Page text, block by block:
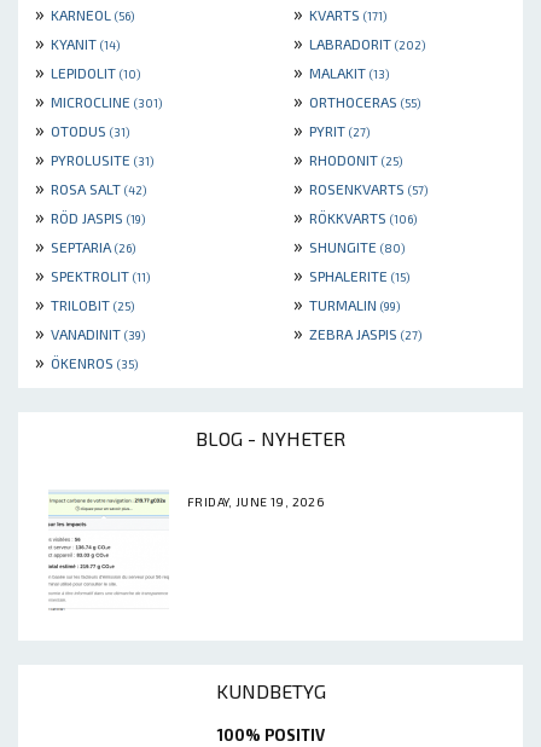
» KARNEOL (56) » KVARTS (171)
» KYANIT (14) » LABRADORIT (202)
» LEPIDOLIT (10) » MALAKIT (13)
» MICROCLINE (301) » ORTHOCERAS (55)
» OTODUS (31) » PYRIT (27)
» PYROLUSITE (31) » RHODONIT (25)
» ROSA SALT (42) » ROSENKVARTS (57)
» RÖD JASPIS (19) » RÖKKVARTS (106)
» SEPTARIA (26) » SHUNGITE (80)
» SPEKTROLIT (11) » SPHALERITE (15)
» TRILOBIT (25) » TURMALIN (99)
» VANADINIT (39) » ZEBRA JASPIS (27)
» ÖKENROS (35)
BLOG - NYHETER
FRIDAY, JUNE 19, 2026
KUNDBETYG
100% POSITIV